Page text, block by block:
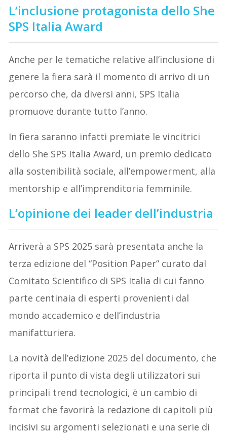
L’inclusione protagonista dello She
SPS Italia Award
Anche per le tematiche relative all’inclusione di
genere la fiera sarà il momento di arrivo di un
percorso che, da diversi anni, SPS Italia
promuove durante tutto l’anno.
In fiera saranno infatti premiate le vincitrici
dello She SPS Italia Award, un premio dedicato
alla sostenibilità sociale, all’empowerment, alla
mentorship e all’imprenditoria femminile.
L’opinione dei leader dell’industria
Arriverà a SPS 2025 sarà presentata anche la
terza edizione del “Position Paper” curato dal
Comitato Scientifico di SPS Italia di cui fanno
parte centinaia di esperti provenienti dal
mondo accademico e dell’industria
manifatturiera.
La novità dell’edizione 2025 del documento, che
riporta il punto di vista degli utilizzatori sui
principali trend tecnologici, è un cambio di
format che favorirà la redazione di capitoli più
incisivi su argomenti selezionati e una serie di